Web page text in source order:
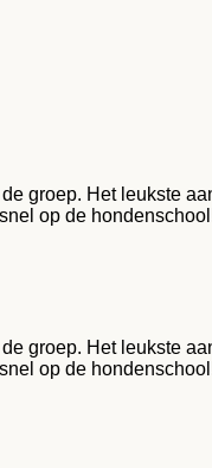
groep. Het leukste
op de
groep. Het leukste
op de